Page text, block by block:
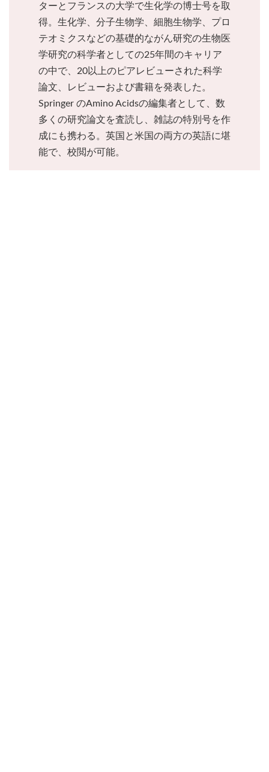
論文掲載経験
：多数あり。
査読歴・専門分野等
：JBCやNATURE等での投稿経
験も豊富。酵素や、生体触媒の研究に長年従事
し、査読者としての経験だけではなく、科学者と
しての経験が生きる校閲を常に提供する。生化
学、薬理学などを専門とする。
ターとフランスの大学で生化学の博士号を取
得。生化学、分子生物学、細胞生物学、プロ
テオミクスなどの基礎的ながん研究の生物医
学研究の科学者としての25年間のキャリア
の中で、20以上のピアレビューされた科学
論文、レビューおよび書籍を発表した。
Springer のAmino Acidsの編集者として、数
多くの研究論文を査読し、雑誌の特別号を作
成にも携わる。英国と米国の両方の英語に堪
能で、校閲が可能。
論文掲載経験
：多数あり。
査読歴・専門分野等
：遺伝的側面からの脳科学、
Gene Mapping等の研究での出版経験を多数有す。
趣味が転じ、スキューバの講師などを務める中、
これまでの経験を活かしたメディカルライティン
グのセミナー、専門的アドバイスおよび校閲を展
開する。
論文掲載経験
：著書本2冊、編集1冊、その他変
更、共著としてかかわった論文1000以上。
査読歴・専門分野等：
NeuroscienceやCell Biology
系の専門誌において出版および査読経験を有す。
発達科学、神経学など基礎分野の研究、教鞭をと
る。NAIの校閲者として長年活躍、多数の実績を
積む。
Microbiology and Biochemistry
論文掲載経験
：多数あり。
査読歴・専門分野等
：細胞生物学における生物医
学研究科学者として25年のキャリアを持ち、糖尿
病、癌研究、血管生物学に特に精通している。イ
ギリス英語・アメリカ英語両方の校閲が可能。
Molecular and Cellular Biology
論文掲載経験
：多数あり。
査読歴・専門分野等
：自身の投稿経験を活かし、
指導、国際コラボ研究を現在も実施中。がん研究
に長けている。Peer Review経験が豊富な他、論文
指導、複数の著名雑誌の査読者としても活躍中。
Transplantation Immunology
論文掲載経験
：多数あり。
査読歴・専門分野等
：IFの高い雑誌においての投
稿経験はもちろん、査読者・編集長としての経験
も豊富。基礎系の医学論文の校閲歴が非常に長
い。自身の専門とする免疫分野、加齢医学研究は
もちろん医学であればほぼ全体的に網羅。
論文掲載経験
：多数あり。
査読歴・専門分野等
：自身の出版経験の他に、
Natureをはじめ、著名雑誌の査読者および編集を
務めた経験を有す。NAIの校閲者とし長年活躍
し、現在最も多くの校閲を手掛ける校閲者の一
人。タンパク質科学、微生物学を専門とし、生化
学、生物学、化学全般に対応可能。
の学士と分子生物学の修士を取得し、その後小児
急性リンパ芽球性白血病における薬剤耐性の発達
を研究、分子薬理学博士号を取得。大学と企業で
の勤務経験を持ち、基礎研究のみならず、臨床研
究の経験も積んでいる。医学/科学の校閲者やメデ
ィカルライターとして長年の経験があり、腫瘍
学、心血管疾患、皮膚科などの治療分野に豊富な
知識を持つ。
Biochemistry,
論文掲載経験
：複数あり。
査読歴・専門分野等
：骨の生化学研究から癌研究
に転じる。内分泌科学、癌、骨、筋肉形成等とい
った分野においての査読経験ならびに執筆経験が
論文掲載経験
査読歴・専門分野等
Glycobiology, J Virologyなど、専門誌において出版
経験が豊富。査読経験も出版経験同様、生化学分
野とくにプロテイン工学においての原稿を得意と
Biochemistry, BS in Chemistry
論文掲載経験
：多数あり。
査読歴・専門分野等
：J Bact, Gene, Appl. Env.
Microbioなどといった専門誌での出版経験また査
読経験を有する他、自身の研究にてパテント申請
経験がある。
論文掲載経験
：多数あり。
査読歴・専門分野等
：JBCやNATURE等での投稿経
験も豊富。酵素や、生体触媒の研究に長年従事
し、査読者としての経験だけではなく、科学者と
しての経験が生きる校閲を常に提供する。生化
学、薬理学などを専門とする。
ターとフランスの大学で生化学の博士号を取
得。生化学、分子生物学、細胞生物学、プロ
テオミクスなどの基礎的ながん研究の生物医
学研究の科学者としての25年間のキャリア
の中で、20以上のピアレビューされた科学
論文、レビューおよび書籍を発表した。
Springer のAmino Acidsの編集者として、数
多くの研究論文を査読し、雑誌の特別号を作
成にも携わる。英国と米国の両方の英語に堪